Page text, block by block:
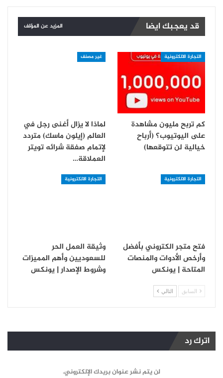
قد يعجبك ايضا المزيد عن المؤلف
التجارة الالكترونية
كم تربح مليون مشاهدة
على اليوتيوب؟ (أرباح
خيالية لن تتوقعها)
غير مصنف
لماذا لا يزال أغنى رجل في
العالم (إيلون ماسك) متردد
لإتمام صفقة شرائه تويتر
العملاقة…
التجارة الالكترونية
فتح متجر الكتروني بأفضل
وأرخص الأدوات والمنصات
المتاحة | يونكس
التجارة الالكترونية
وثيقة العمل الحر
للسعوديين وأهم المميزات
وشروط الإصدار | يونكس
السابق التالي
اترك رد
لن يتم نشر عنوان بريدك الإلكتروني.